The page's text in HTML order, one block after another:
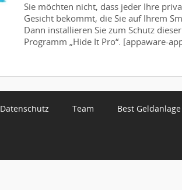
Sie möchten nicht, dass jeder Ihre
Gesicht bekommt, die Sie auf Ihrem
Dann installieren Sie zum Schutz
Programm „Hide It Pro“. [appaware-
Datenschutz Team Best Geldanlage